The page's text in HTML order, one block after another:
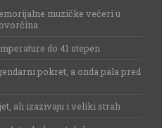
muzičke večeri u
do 41 stepen
pokret, a onda pala pred
ali izazivaju i veliki strah